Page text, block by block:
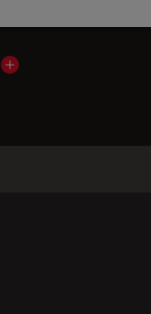
Show local contacts